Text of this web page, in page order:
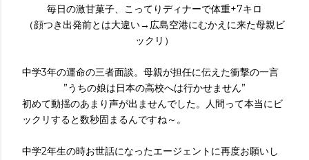
毎日の激甘菓子、こってりディナーで体重+7キロ
（顔つき出発前とは大違い→広島空港にむかえに来た母親ビ
ックリ）
中学3年の運命の三者面談。母親が担任に伝えた衝撃の一言
”うちの娘は日本の高校へは行かせません”
初めて動揺のあまり声が出ませんでした。人間って本当にビ
ックリすると数秒固まるんですね～。
中学2年生の時お世話になったエージェントに再度お願いし